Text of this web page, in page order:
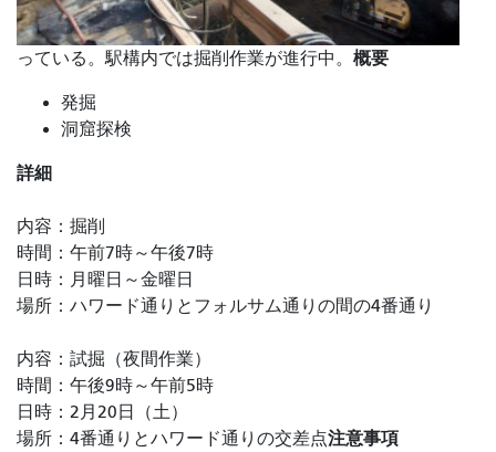
っている。駅構内では掘削作業が進行中。 概要
発掘
洞窟探検
詳細
内容：掘削
時間：午前7時～午後7時
日時：月曜日～金曜日
場所：ハワード通りとフォルサム通りの間の4番通り
内容：試掘（夜間作業）
時間：午後9時～午前5時
日時：2月20日（土）
場所：4番通りとハワード通りの交差点注意事項